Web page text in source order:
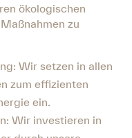
ökologischen
zu
Wir setzen in allen
zum effizienten
ein.
Wir investieren in